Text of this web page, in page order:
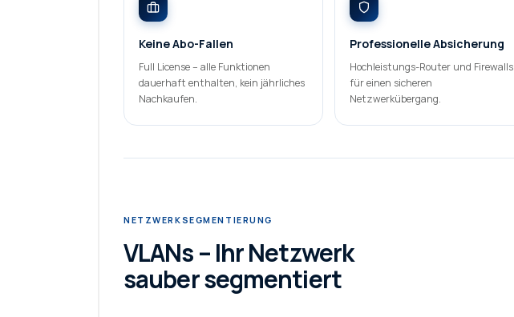
Keine Abo-Fallen
Full License – alle Funktionen
dauerhaft enthalten, kein jährliches
Nachkaufen.
Professionelle Absicherung
Hochleistungs-Router und Firewalls
für einen sicheren
Netzwerkübergang.
NETZWERKSEGMENTIERUNG
VLANs – Ihr Netzwerk
sauber segmentiert